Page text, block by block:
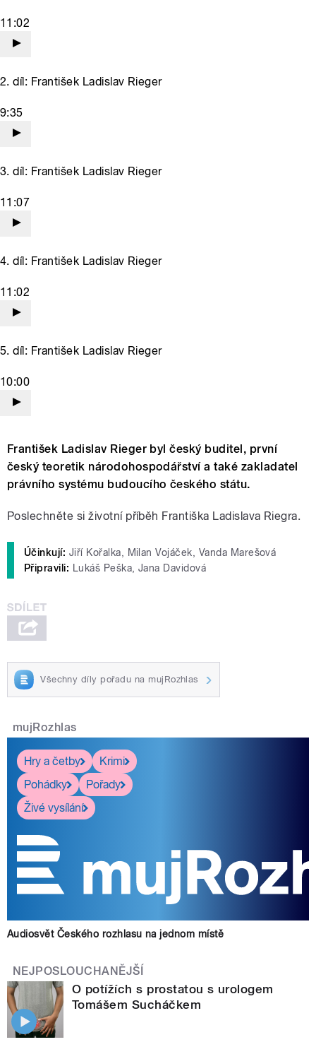
11:02
2. díl: František Ladislav Rieger
9:35
3. díl: František Ladislav Rieger
11:07
4. díl: František Ladislav Rieger
11:02
5. díl: František Ladislav Rieger
10:00
František Ladislav Rieger byl český buditel, první
český teoretik národohospodářství a také zakladatel
právního systému budoucího českého státu.
Poslechněte si životní příběh Františka Ladislava Riegra.
Účinkují: Jiří Kořalka, Milan Vojáček, Vanda Marešová
Připravili: Lukáš Peška, Jana Davidová
Všechny díly pořadu na mujRozhlas
mujRozhlas
Hry a četby
Krimi
Pohádky
Pořady
Živé vysílání
Audiosvět Českého rozhlasu na jednom místě
NEJPOSLOUCHANĚJŠÍ
O potížích s prostatou s urologem
Tomášem Sucháčkem